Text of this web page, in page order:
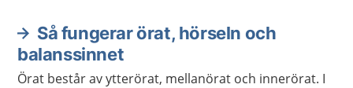
Så fungerar örat, hörseln och
balanssinnet
Örat består av ytterörat, mellanörat och innerörat. I